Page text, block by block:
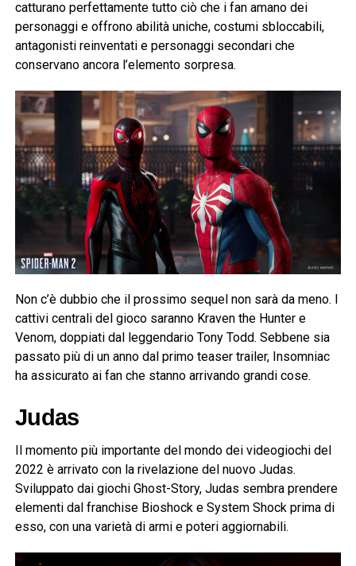
catturano perfettamente tutto ciò che i fan amano dei
personaggi e offrono abilità uniche, costumi sbloccabili,
antagonisti reinventati e personaggi secondari che
conservano ancora l’elemento sorpresa.
Non c’è dubbio che il prossimo sequel non sarà da meno. I
cattivi centrali del gioco saranno Kraven the Hunter e
Venom, doppiati dal leggendario Tony Todd. Sebbene sia
passato più di un anno dal primo teaser trailer, Insomniac
ha assicurato ai fan che stanno arrivando grandi cose.
Judas
Il momento più importante del mondo dei videogiochi del
2022 è arrivato con la rivelazione del nuovo Judas.
Sviluppato dai giochi Ghost-Story, Judas sembra prendere
elementi dal franchise Bioshock e System Shock prima di
esso, con una varietà di armi e poteri aggiornabili.